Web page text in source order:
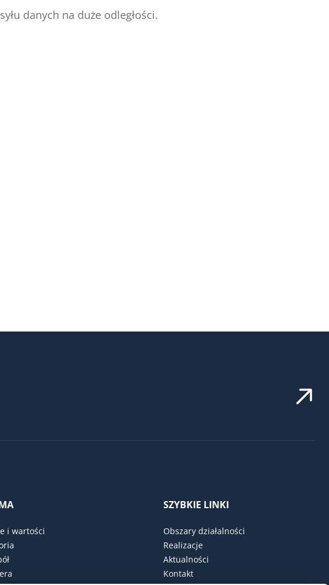
danych na duże odległości.
i wartości
SZYBKIE LINKI
Obszary działalności
Realizacje
Aktualności
Kontakt